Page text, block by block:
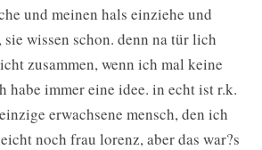
und meinen hals einziehe und
sie wissen schon. denn na tür lich
zusammen, wenn ich mal keine
habe immer eine idee. in echt ist r.k.
erwachsene mensch, den ich
noch frau lorenz, aber das war?s